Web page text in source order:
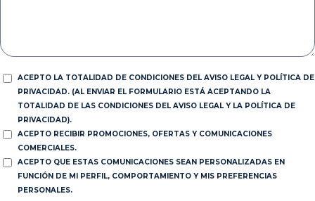
ACEPTO LA TOTALIDAD DE CONDICIONES DEL AVISO LEGAL Y POLÍTICA DE
PRIVACIDAD. (AL ENVIAR EL FORMULARIO ESTÁ ACEPTANDO LA
TOTALIDAD DE LAS CONDICIONES DEL AVISO LEGAL Y LA POLÍTICA DE
PRIVACIDAD).
ACEPTO RECIBIR PROMOCIONES, OFERTAS Y COMUNICACIONES
COMERCIALES.
ACEPTO QUE ESTAS COMUNICACIONES SEAN PERSONALIZADAS EN
FUNCIÓN DE MI PERFIL, COMPORTAMIENTO Y MIS PREFERENCIAS
PERSONALES.